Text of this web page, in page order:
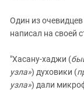
Один из
написал на своей
"Хасану-хаджи (
узла») духовики (
узла») дали